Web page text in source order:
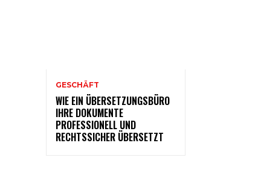
GESCHÄFT
WIE EIN ÜBERSETZUNGSBÜRO
IHRE DOKUMENTE
PROFESSIONELL UND
RECHTSSICHER ÜBERSETZT